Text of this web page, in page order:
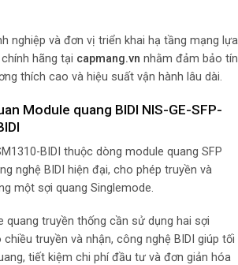
nghiệp và đơn vị triển khai hạ tầng mạng lựa
hãng tại capmang.vn nhằm đảm bảo tín
thích cao và hiệu suất vận hành lâu dài.
Module quang BIDI NIS-GE-SFP-
BIDI thuộc dòng module quang SFP
nghệ BIDI hiện đại, cho phép truyền và
một sợi quang Singlemode.
quang truyền thống cần sử dụng hai sợi
truyền và nhận, công nghệ BIDI giúp tối
tiết kiệm chi phí đầu tư và đơn giản hóa